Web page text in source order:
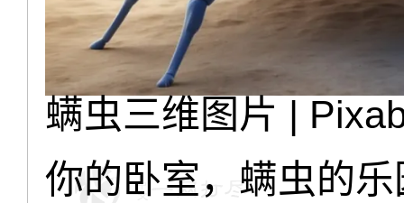
螨虫三维图片 |
你的卧室，螨虫的乐